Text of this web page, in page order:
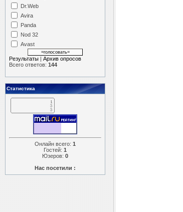
Dr.Web
Avira
Panda
Nod 32
Avast
Результаты | Архив опросов
Всего ответов: 144
Статистика
Онлайн всего: 1
Гостей: 1
Юзеров: 0
Нас посетили :